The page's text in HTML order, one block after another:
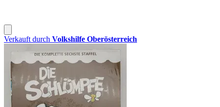
Verkauft durch Volkshilfe Oberösterreich